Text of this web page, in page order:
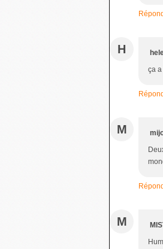
H
ça
M
M